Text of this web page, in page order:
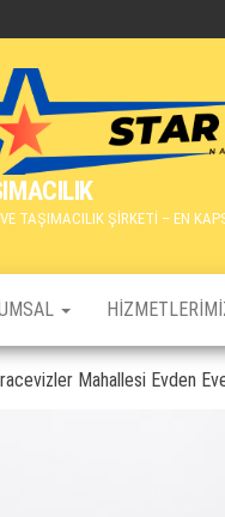
TAŞIMACILIK ŞİRKETİ – EN
Mahallesi Evden